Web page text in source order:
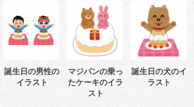
誕生日の男性の
イラスト
マジパンの乗っ
たケーキのイラ
スト
誕生日の犬のイ
ラスト